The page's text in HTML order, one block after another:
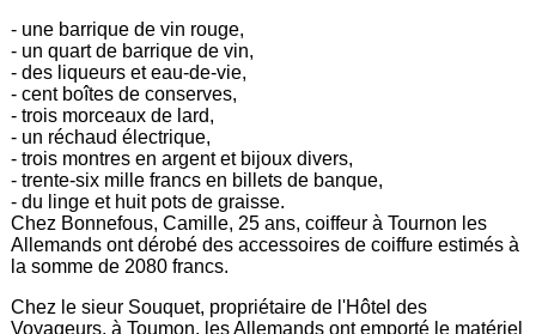
- une barrique de vin rouge,
- un quart de barrique de vin,
- des liqueurs et eau-de-vie,
- cent boîtes de conserves,
- trois morceaux de lard,
- un réchaud électrique,
- trois montres en argent et bijoux divers,
- trente-six mille francs en billets de banque,
- du linge et huit pots de graisse.
Chez Bonnefous, Camille, 25 ans, coiffeur à Tournon les
Allemands ont dérobé des accessoires de coiffure estimés à
la somme de 2080 francs.
Chez le sieur Souquet, propriétaire de l'Hôtel des
Voyageurs, à Toumon, les Allemands ont emporté le matériel